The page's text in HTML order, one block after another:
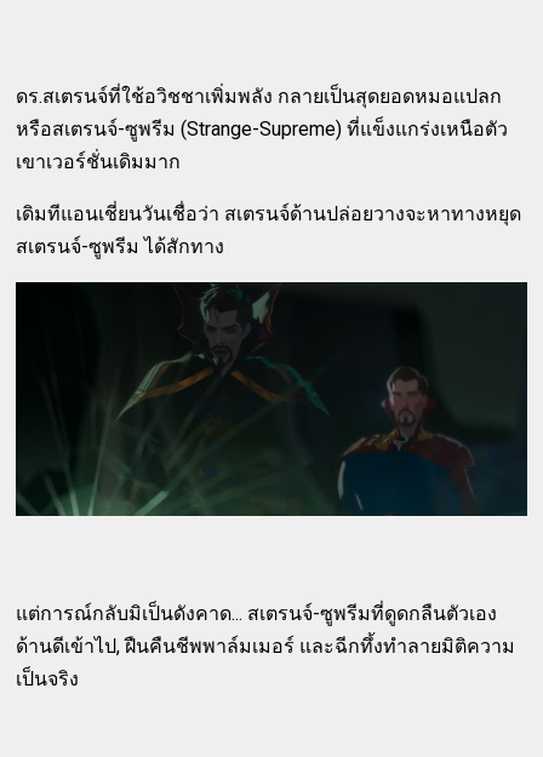
ดร.สเตรนจ์ที่ใช้อวิชชาเพิ่มพลัง กลายเป็นสุดยอดหมอแปลก
หรือสเตรนจ์-ซูพรีม (Strange-Supreme) ที่แข็งแกร่งเหนือตัว
เขาเวอร์ชั่นเดิมมาก
เดิมทีแอนเชี่ยนวันเชื่อว่า สเตรนจ์ด้านปล่อยวางจะหาทางหยุด
สเตรนจ์-ซูพรีม ได้สักทาง
แต่การณ์กลับมิเป็นดังคาด... สเตรนจ์-ซูพรีมที่ดูดกลืนตัวเอง
ด้านดีเข้าไป, ฝืนคืนชีพพาล์มเมอร์ และฉีกทึ้งทำลายมิติความ
เป็นจริง